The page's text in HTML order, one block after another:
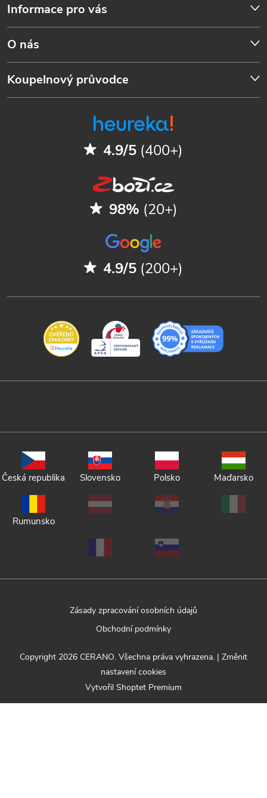
Informace pro vás
O nás
Koupelnový průvodce
4.9/5 (400+)
98% (20+)
4.9/5 (200+)
Česká republika Slovensko Polsko Maďarsko
Rumunsko
Zásady zpracování osobních údajů
Obchodní podmínky
Vytvořil Shoptet Premium
Copyright 2026 CERANO. Všechna práva vyhrazena. | Změnit
nastavení cookies